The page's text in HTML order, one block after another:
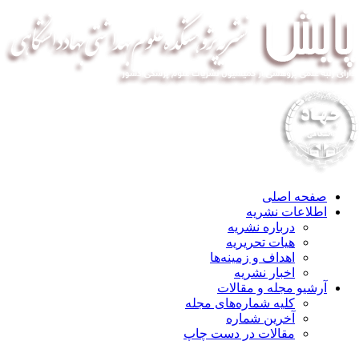
صفحه اصلی
اطلاعات نشریه
درباره نشریه
هیات تحریریه
اهداف و زمینه‌ها
اخبار نشریه
آرشیو مجله و مقالات
کلیه شماره‌های مجله
آخرین شماره
مقالات در دست چاپ